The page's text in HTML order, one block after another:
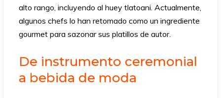
alto rango, incluyendo al huey tlatoani. Actualmente,
algunos chefs lo han retomado como un ingrediente
gourmet para sazonar sus platillos de autor.
De instrumento ceremonial
a bebida de moda